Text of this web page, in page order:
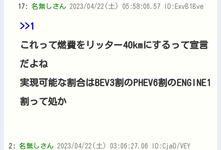
17: 名無しさん 2023/04/22(土) 05:58:06.57 ID:ExvB1Bve
>>1
これって燃費をリッター40kmにするって宣言
だよね
実現可能な割合はBEV3割のPHEV6割のENGINE1
割って処か
2: 名無しさん 2023/04/22(土) 03:06:27.06 ID:CjaD/VEY